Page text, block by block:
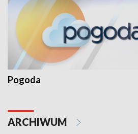
Pogoda
ARCHIWUM